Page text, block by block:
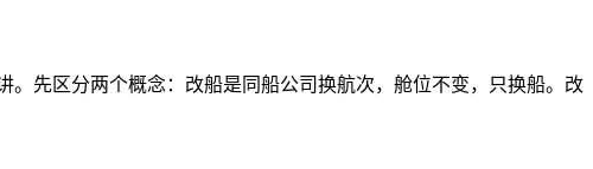
先区分两个概念：改船是同船公司换航次，舱位不变，只换船。改